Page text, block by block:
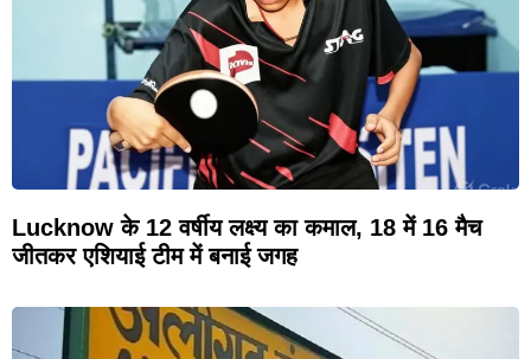
Lucknow के 12 वर्षीय लक्ष्य का कमाल, 18 में 16 मैच
जीतकर एशियाई टीम में बनाई जगह